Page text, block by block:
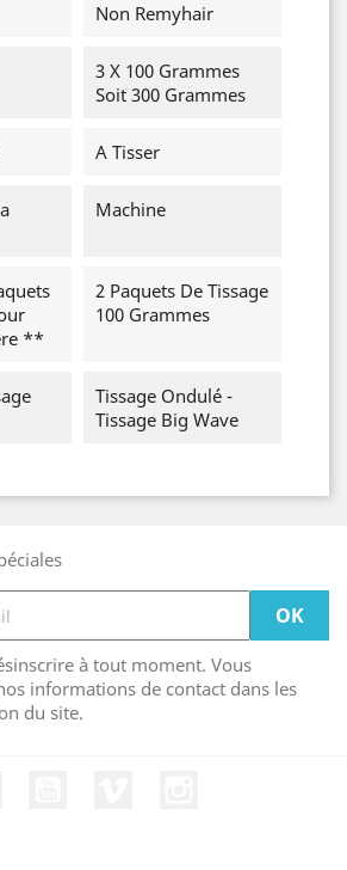
Non Remyhair
3 X 100 Grammes
Soit 300 Grammes
A Tisser
Machine
**
2 Paquets De Tissage
100 Grammes
Tissage Ondulé -
Tissage Big Wave
à tout moment. Vous
informations de contact dans les
du site.